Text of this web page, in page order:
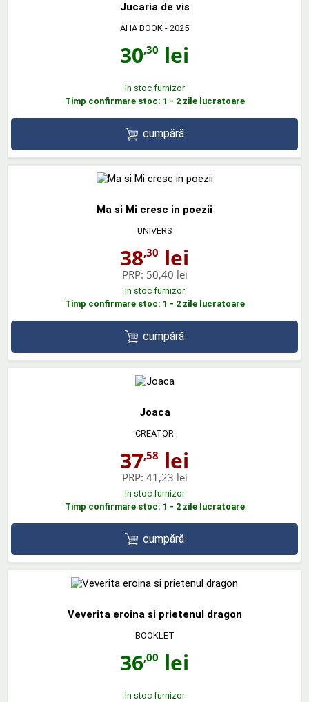
Jucaria de vis
AHA BOOK - 2025
30,30 lei
In stoc furnizor
Timp confirmare stoc: 1 - 2 zile lucratoare
cumpără
Ma si Mi cresc in poezii
UNIVERS
38,30 lei
PRP: 50,40 lei
In stoc furnizor
Timp confirmare stoc: 1 - 2 zile lucratoare
cumpără
Joaca
CREATOR
37,58 lei
PRP: 41,23 lei
In stoc furnizor
Timp confirmare stoc: 1 - 2 zile lucratoare
cumpără
Veverita eroina si prietenul dragon
BOOKLET
36,00 lei
In stoc furnizor